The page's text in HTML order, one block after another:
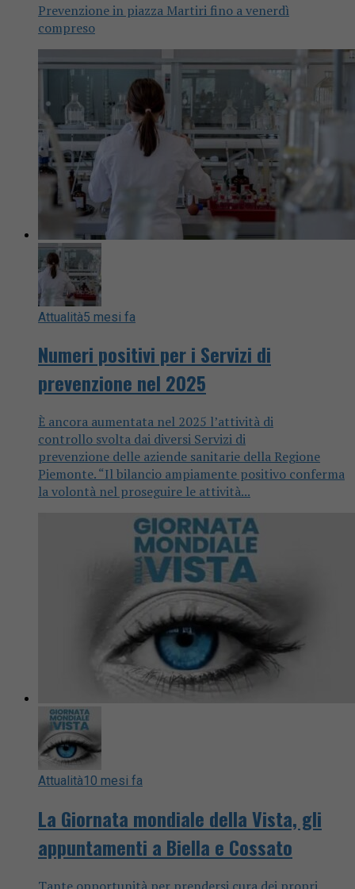
Prevenzione in piazza Martiri fino a venerdì
compreso
Attualità5 mesi fa
Numeri positivi per i Servizi di
prevenzione nel 2025
È ancora aumentata nel 2025 l’attività di
controllo svolta dai diversi Servizi di
prevenzione delle aziende sanitarie della Regione
Piemonte. “Il bilancio ampiamente positivo conferma
la volontà nel proseguire le attività...
Attualità10 mesi fa
La Giornata mondiale della Vista, gli
appuntamenti a Biella e Cossato